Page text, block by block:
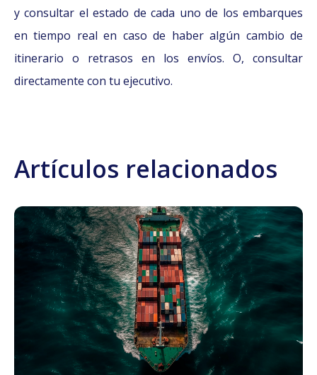
y consultar el estado de cada uno de los embarques
en tiempo real en caso de haber algún cambio de
itinerario o retrasos en los envíos. O, consultar
directamente con tu ejecutivo.
Artículos relacionados